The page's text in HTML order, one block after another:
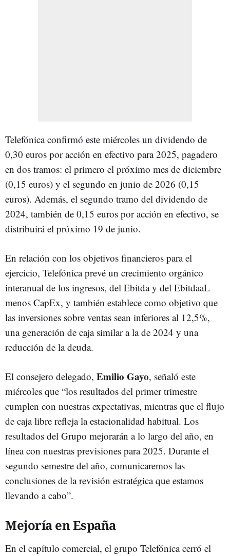
Telefónica confirmó este miércoles un dividendo de
0,30 euros por acción en efectivo para 2025, pagadero
en dos tramos: el primero el próximo mes de diciembre
(0,15 euros) y el segundo en junio de 2026 (0,15
euros). Además, el segundo tramo del dividendo de
2024, también de 0,15 euros por acción en efectivo, se
distribuirá el próximo 19 de junio.
En relación con los objetivos financieros para el
ejercicio, Telefónica prevé un crecimiento orgánico
interanual de los ingresos, del Ebitda y del EbitdaaL
menos CapEx, y también establece como objetivo que
las inversiones sobre ventas sean inferiores al 12,5%,
una generación de caja similar a la de 2024 y una
reducción de la deuda.
El consejero delegado, Emilio Gayo, señaló este
miércoles que “los resultados del primer trimestre
cumplen con nuestras expectativas, mientras que el flujo
de caja libre refleja la estacionalidad habitual. Los
resultados del Grupo mejorarán a lo largo del año, en
línea con nuestras previsiones para 2025. Durante el
segundo semestre del año, comunicaremos las
conclusiones de la revisión estratégica que estamos
llevando a cabo”.
Mejoría en España
En el capítulo comercial, el grupo Telefónica cerró el